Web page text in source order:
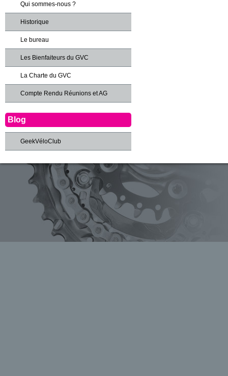
Qui sommes-nous ?
Historique
Le bureau
Les Bienfaiteurs du GVC
La Charte du GVC
Compte Rendu Réunions et AG
Blog
GeekVéloClub